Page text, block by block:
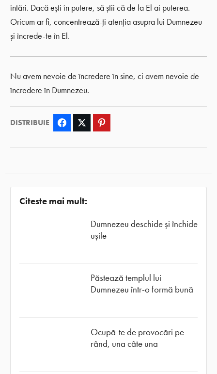
întări. Dacă ești în putere, să știi că de la El ai puterea.
Oricum ar fi, concentrează-ți atenția asupra lui Dumnezeu
și încrede-te în El.
Nu avem nevoie de încredere în sine, ci avem nevoie de
încredere în Dumnezeu.
DISTRIBUIE Facebook Twitter
Citeste mai mult:
Dumnezeu deschide și închide
ușile
Păstează templul lui
Dumnezeu într-o formă bună
Ocupă-te de provocări pe
rând, una câte una